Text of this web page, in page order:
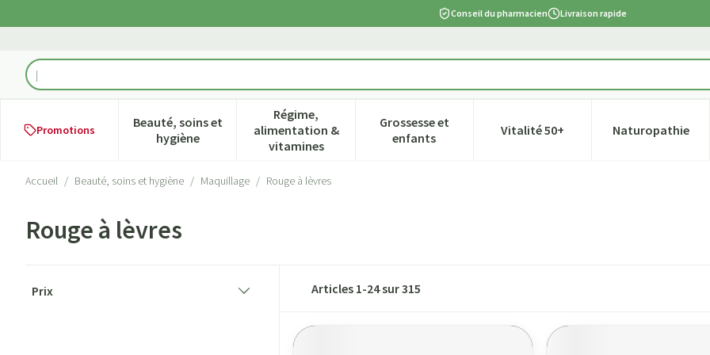
Conseil du pharmacien Livraison rapide
Rechercher
Promotions
Beauté, soins et
hygiène
Afficher le sous-menu pour la catégorie Beauté, soins et hygiène
Régime,
alimentation &
vitamines
Afficher le sous-menu pour la catégorie Régime, alimentation & vitamines
Grossesse et
enfantsAfficher le sous-menu pour la catégorie Grossesse et
Vitalité 50+Afficher le sous-menu pour la
Naturopathie
Afficher le
Accueil / Beauté, soins et hygiène / Maquillage / Rouge à lèvres
Rouge à lèvres
Prix
Articles 1-24sur315